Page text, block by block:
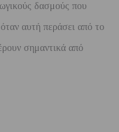
δασμούς που
αυτή περάσει από το
σημαντικά από